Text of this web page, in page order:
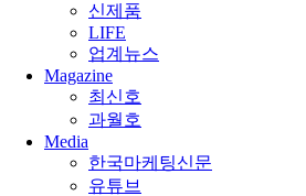
신제품
LIFE
업계뉴스
Magazine
최신호
과월호
Media
한국마케팅신문
유튜브